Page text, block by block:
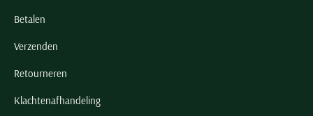
Betalen
Verzenden
Retourneren
Klachtenafhandeling